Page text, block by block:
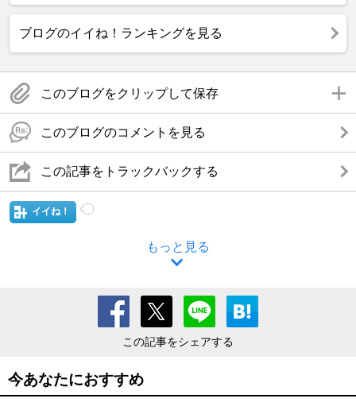
ブログのイイね！ランキングを見る
このブログをクリップして保存
このブログのコメントを見る
この記事をトラックバックする
イイね！
もっと見る
この記事をシェアする
今あなたにおすすめ